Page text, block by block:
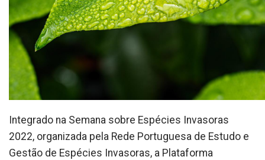
Integrado na Semana sobre Espécies Invasoras
2022, organizada pela Rede Portuguesa de Estudo e
Gestão de Espécies Invasoras, a Plataforma